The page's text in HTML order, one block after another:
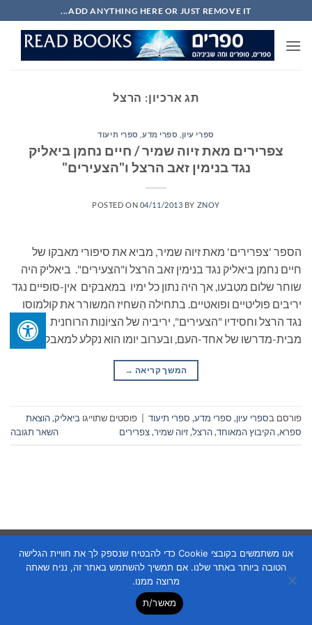
to
content
ADD ANYTHING HERE OR JUST REMOVE IT...
תג ארכיון: הרצל
ספרי עיון, ספרי מדע, ספרי תיעוד
צפרירים מאת זיוה שמיר / חיים נחמן ביאליק
נגד בנימין זאב הרצל ו"הצעירים"
POSTED ON 04/11/2013 BY ZNOY
הספר 'צפרירים' מאת זיוה שמיר, מביא את סיפורי מאבקו של
חיים נחמן ביאליק נגד בנימין זאב הרצל ו"הצעירים". ביאליק היה
שוחר שלום מטִבעו, אך היה נתון כל ימיו במאבקים אין-סופיים נגד
יריבים פוליטיים ופואטיים. בתחילה הִשחיז המשורר את קולמוסו
נגד הרצל וחסידיו "הצעירים", יריביה של הציוֹנות הרוחנית
מבית-מדרשו של אחד-העם, ובערוב יומו הוא נקלע למאבק […]
המשך קריאה →
פורסם בספרי עיון, ספרי מדע, ספרי תיעוד פוסטים שתוייגו ביאליק,הוצאת
ספרא,הקיבוץ המאוחד,הרצל,זיוה שמיר,צפרירים השאר תגובה
אנו משתמשים בקובצי Cookie כדי להבטיח שנספק לך את חוויית הגלישה
הטובה ביותר באתר שלנו. אם תמשיך להשתמש באתר זה, נניח שאתה
מרוצה ממנו.
מאשר/ת